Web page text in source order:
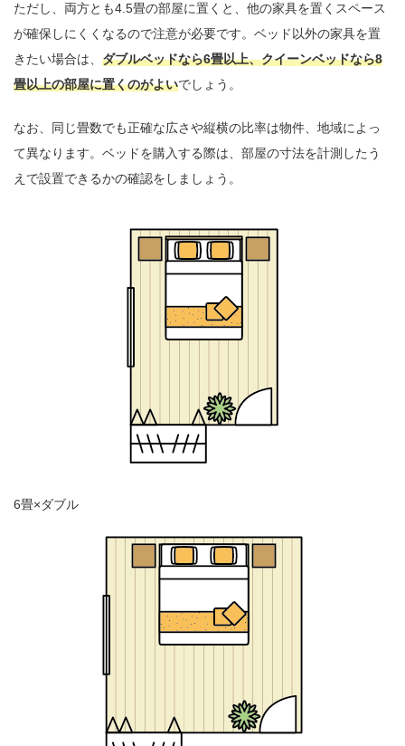
ただし、両方とも4.5畳の部屋に置くと、他の家具を置くスペース
が確保しにくくなるので注意が必要です。ベッド以外の家具を置
きたい場合は、 ダブルベッドなら6畳以上、クイーンベッドなら8
畳以上の部屋に置くのがよいでしょう。
なお、同じ畳数でも正確な広さや縦横の比率は物件、地域によっ
て異なります。ベッドを購入する際は、部屋の寸法を計測したう
えで設置できるかの確認をしましょう。
6畳×ダブル